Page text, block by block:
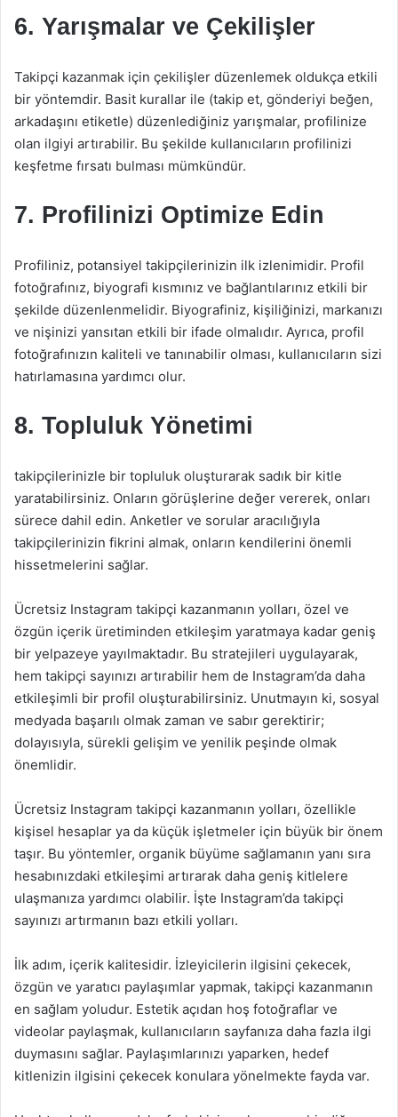
6. Yarışmalar ve Çekilişler
Takipçi kazanmak için çekilişler düzenlemek oldukça etkili
bir yöntemdir. Basit kurallar ile (takip et, gönderiyi beğen,
arkadaşını etiketle) düzenlediğiniz yarışmalar, profilinize
olan ilgiyi artırabilir. Bu şekilde kullanıcıların profilinizi
keşfetme fırsatı bulması mümkündür.
7. Profilinizi Optimize Edin
Profiliniz, potansiyel takipçilerinizin ilk izlenimidir. Profil
fotoğrafınız, biyografi kısmınız ve bağlantılarınız etkili bir
şekilde düzenlenmelidir. Biyografiniz, kişiliğinizi, markanızı
ve nişinizi yansıtan etkili bir ifade olmalıdır. Ayrıca, profil
fotoğrafınızın kaliteli ve tanınabilir olması, kullanıcıların sizi
hatırlamasına yardımcı olur.
8. Topluluk Yönetimi
takipçilerinizle bir topluluk oluşturarak sadık bir kitle
yaratabilirsiniz. Onların görüşlerine değer vererek, onları
sürece dahil edin. Anketler ve sorular aracılığıyla
takipçilerinizin fikrini almak, onların kendilerini önemli
hissetmelerini sağlar.
Ücretsiz Instagram takipçi kazanmanın yolları, özel ve
özgün içerik üretiminden etkileşim yaratmaya kadar geniş
bir yelpazeye yayılmaktadır. Bu stratejileri uygulayarak,
hem takipçi sayınızı artırabilir hem de Instagram’da daha
etkileşimli bir profil oluşturabilirsiniz. Unutmayın ki, sosyal
medyada başarılı olmak zaman ve sabır gerektirir;
dolayısıyla, sürekli gelişim ve yenilik peşinde olmak
önemlidir.
Ücretsiz Instagram takipçi kazanmanın yolları, özellikle
kişisel hesaplar ya da küçük işletmeler için büyük bir önem
taşır. Bu yöntemler, organik büyüme sağlamanın yanı sıra
hesabınızdaki etkileşimi artırarak daha geniş kitlelere
ulaşmanıza yardımcı olabilir. İşte Instagram’da takipçi
sayınızı artırmanın bazı etkili yolları.
İlk adım, içerik kalitesidir. İzleyicilerin ilgisini çekecek,
özgün ve yaratıcı paylaşımlar yapmak, takipçi kazanmanın
en sağlam yoludur. Estetik açıdan hoş fotoğraflar ve
videolar paylaşmak, kullanıcıların sayfanıza daha fazla ilgi
duymasını sağlar. Paylaşımlarınızı yaparken, hedef
kitlenizin ilgisini çekecek konulara yönelmekte fayda var.